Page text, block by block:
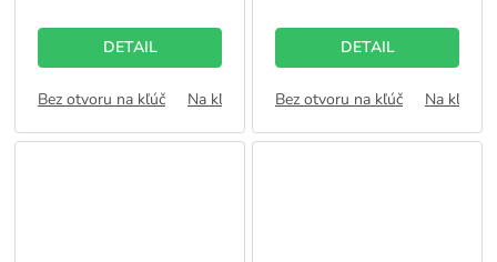
5,0
z
5
DETAIL
Bez otvoru na kľúč Na kľúč WC zámok FAB
5,0
z
5
DETAIL
Bez otvoru na kľúč Na kľúč